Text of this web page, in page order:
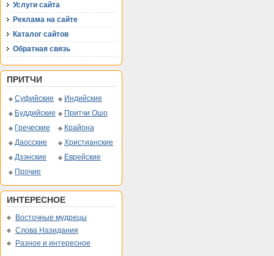
Услуги сайта
Реклама на сайте
Каталог сайтов
Обратная связь
ПРИТЧИ
Суфийские
Индийские
Буддийские
Притчи Ошо
Греческие
Крайона
Даосские
Христианские
Дзэнские
Еврейские
Прочие
ИНТЕРЕСНОЕ
Восточные мудрецы
Слова Назидания
Разное и интересное